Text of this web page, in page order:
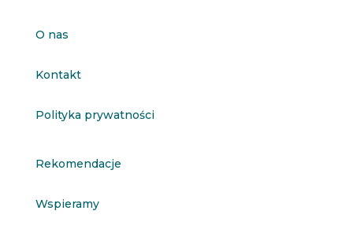
O nas
Kontakt
Polityka prywatności
Rekomendacje
Wspieramy